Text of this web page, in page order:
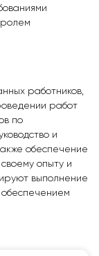
работников,
работ
по
и
обеспечение
опыту и
выполнение